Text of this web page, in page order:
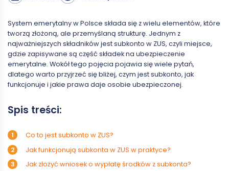
System emerytalny w Polsce składa się z wielu elementów, które
tworzą złożoną, ale przemyślaną strukturę. Jednym z
najważniejszych składników jest subkonto w ZUS, czyli miejsce,
gdzie zapisywane są część składek na ubezpieczenie
emerytalne. Wokół tego pojęcia pojawia się wiele pytań,
dlatego warto przyjrzeć się bliżej, czym jest subkonto, jak
funkcjonuje i jakie prawa daje osobie ubezpieczonej.
Spis treści:
Co to jest subkonto w ZUS?
Jak funkcjonują subkonta w ZUS w praktyce?
Jak złożyć wniosek o wypłatę środków z subkonta?